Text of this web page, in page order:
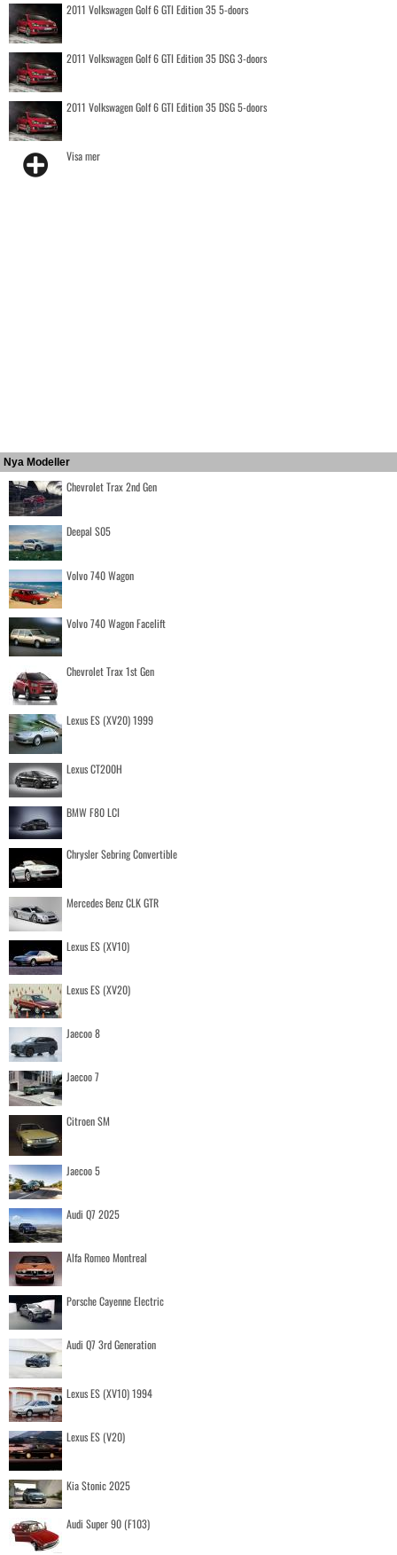
2011 Volkswagen Golf 6 GTI Edition 35 5-doors
2011 Volkswagen Golf 6 GTI Edition 35 DSG 3-doors
2011 Volkswagen Golf 6 GTI Edition 35 DSG 5-doors
Visa mer
Nya Modeller
Chevrolet Trax 2nd Gen
Deepal S05
Volvo 740 Wagon
Volvo 740 Wagon Facelift
Chevrolet Trax 1st Gen
Lexus ES (XV20) 1999
Lexus CT200H
BMW F80 LCI
Chrysler Sebring Convertible
Mercedes Benz CLK GTR
Lexus ES (XV10)
Lexus ES (XV20)
Jaecoo 8
Jaecoo 7
Citroen SM
Jaecoo 5
Audi Q7 2025
Alfa Romeo Montreal
Porsche Cayenne Electric
Audi Q7 3rd Generation
Lexus ES (XV10) 1994
Lexus ES (V20)
Kia Stonic 2025
Audi Super 90 (F103)